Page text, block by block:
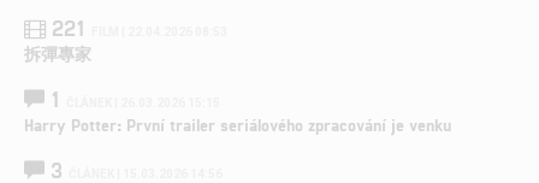
221
拆彈專家
1
Harry Potter: První trailer seriálového zpracování je venku
3